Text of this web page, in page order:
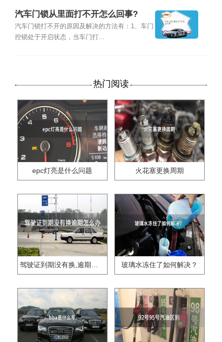
汽车门锁从里面打不开怎么回事?
汽车门锁打不开的原因及解决的方法有：1、车门
控锁处于开启状态，当车门打...
热门阅读
epc灯亮是什么问题 火花塞更换周期
驾驶证到期没有换,逾期怎么办?? 玻璃水冻住了如何解决？